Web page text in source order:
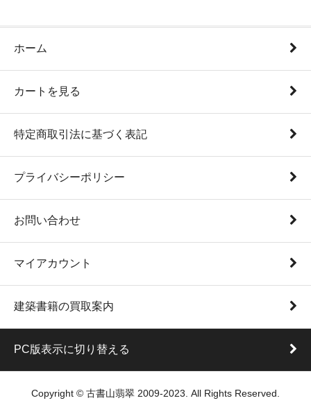
ホーム
カートを見る
特定商取引法に基づく表記
プライバシーポリシー
お問い合わせ
マイアカウント
建築書籍の買取案内
PC版表示に切り替える
Copyright © 古書山翡翠 2009-2023. All Rights Reserved.